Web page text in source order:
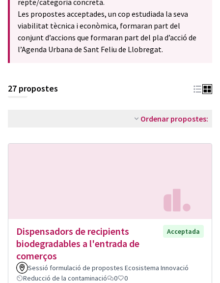
repte/categoria concreta.
Les propostes acceptades, un cop estudiada la seva
viabilitat tècnica i econòmica, formaran part del
conjunt d’accions que formaran part del pla d’acció de
l’Agenda Urbana de Sant Feliu de Llobregat.
27 propostes
Ordenar propostes:
Dispensadors de recipients
biodegradables a l'entrada de
comerços
Acceptada
Sessió formulació de propostes Ecosistema Innovació
Reducció de la contaminació
0 0